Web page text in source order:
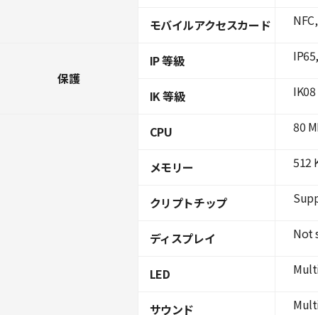
モバイルアクセスカード
保護
IP 等級
IK 等級
CPU
メモリー
クリプトチップ
ディスプレイ
LED
サウンド
IK08
80
512
Not